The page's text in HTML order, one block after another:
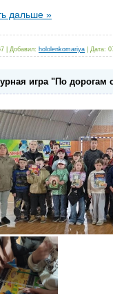
дальше »
Добавил: hololenkomariya Дата:
игра "По